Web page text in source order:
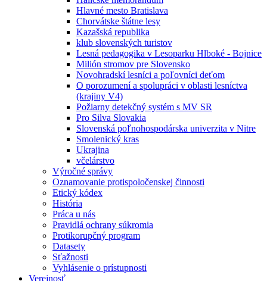
Hlavné mesto Bratislava
Chorvátske štátne lesy
Kazašská republika
klub slovenských turistov
Lesná pedagogika v Lesoparku Hlboké - Bojnice
Milión stromov pre Slovensko
Novohradskí lesníci a poľovníci deťom
O porozumení a spolupráci v oblasti lesníctva
(krajiny V4)
Požiarny detekčný systém s MV SR
Pro Silva Slovakia
Slovenská poľnohospodárska univerzita v Nitre
Smolenický kras
Ukrajina
včelárstvo
Výročné správy
Oznamovanie protispoločenskej činnosti
Etický kódex
História
Práca u nás
Pravidlá ochrany súkromia
Protikorupčný program
Datasety
Sťažnosti
Vyhlásenie o prístupnosti
Verejnosť